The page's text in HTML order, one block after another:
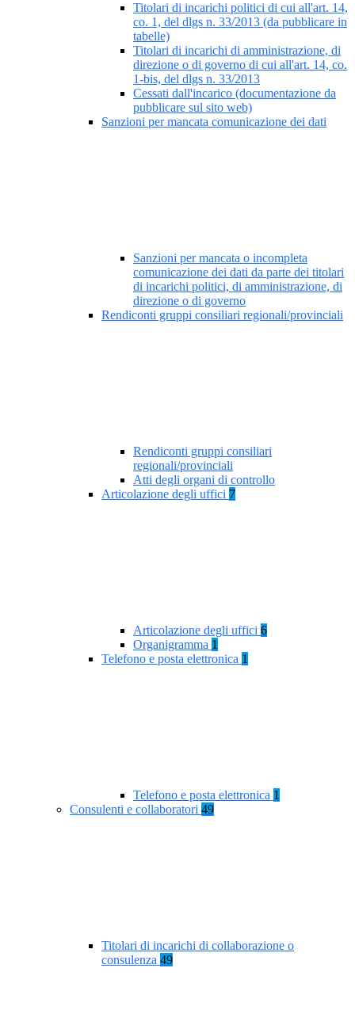
Titolari di incarichi politici di cui all'art. 14,
co. 1, del dlgs n. 33/2013 (da pubblicare in
tabelle)
Titolari di incarichi di amministrazione, di
direzione o di governo di cui all'art. 14, co.
1-bis, del dlgs n. 33/2013
Cessati dall'incarico (documentazione da
pubblicare sul sito web)
Sanzioni per mancata comunicazione dei dati
Sanzioni per mancata o incompleta
comunicazione dei dati da parte dei titolari
di incarichi politici, di amministrazione, di
direzione o di governo
Rendiconti gruppi consiliari regionali/provinciali
Rendiconti gruppi consiliari
regionali/provinciali
Atti degli organi di controllo
Articolazione degli uffici 7
Articolazione degli uffici 6
Organigramma 1
Telefono e posta elettronica 1
Telefono e posta elettronica 1
Consulenti e collaboratori 49
Titolari di incarichi di collaborazione o
consulenza 49